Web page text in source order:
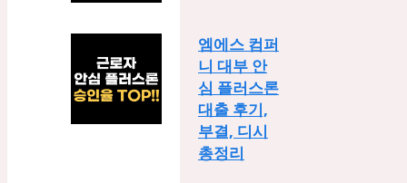
엠에스 컴퍼
니 대부 안
심 플러스론
대출 후기,
부결, 디시
총정리